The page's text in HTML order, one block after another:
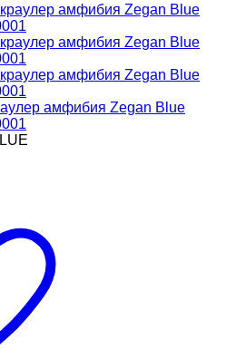
амфибия Zegan Blue